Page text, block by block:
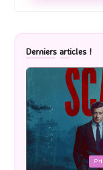
Derniers articles !
Posted